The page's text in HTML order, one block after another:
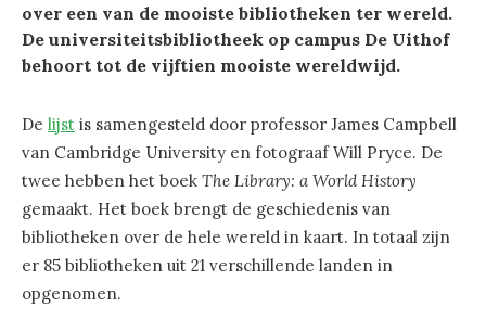
over een van de mooiste bibliotheken ter wereld.
De universiteitsbibliotheek op campus De Uithof
behoort tot de vijftien mooiste wereldwijd.
De lijst is samengesteld door professor James Campbell
van Cambridge University en fotograaf Will Pryce. De
twee hebben het boek The Library: a World History
gemaakt. Het boek brengt de geschiedenis van
bibliotheken over de hele wereld in kaart. In totaal zijn
er 85 bibliotheken uit 21 verschillende landen in
opgenomen.